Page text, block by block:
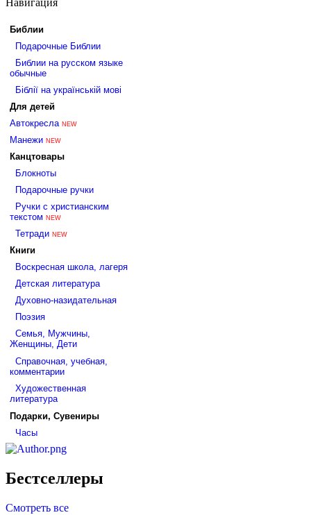
Библии
Подарочные Библии
Библии на русском языке
обычные
Біблії на українській мові
Для детей
Автокресла NEW
Манежи NEW
Канцтовары
Блокноты
Подарочные ручки
Ручки с христианским
текстом NEW
Тетради NEW
Книги
Воскресная школа, лагеря
Детская литература
Духовно-назидательная
Поэзия
Семья, Мужчины,
Женщины, Дети
Справочная, учебная,
комментарии
Художественная
литература
Подарки, Сувениры
Часы
Бестселлеры
Смотреть все